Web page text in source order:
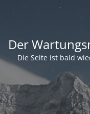
Der
Die Seite ist bald